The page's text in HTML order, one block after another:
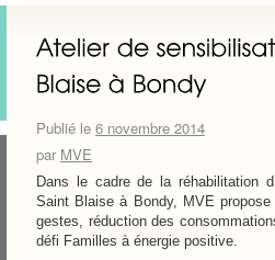
Publié le 6 novembre 2014
par MVE
Dans le cadre de la réhabilitation
Saint Blaise à Bondy, MVE
gestes, réduction des
défi Familles à énergie positive.